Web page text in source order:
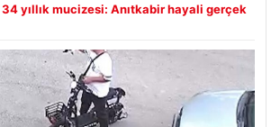
34 yıllık mucizesi: Anıtkabir hayali gerçek